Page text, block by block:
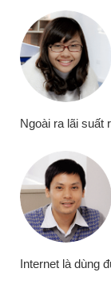
Ngoài ra lãi suất
Internet là dùng